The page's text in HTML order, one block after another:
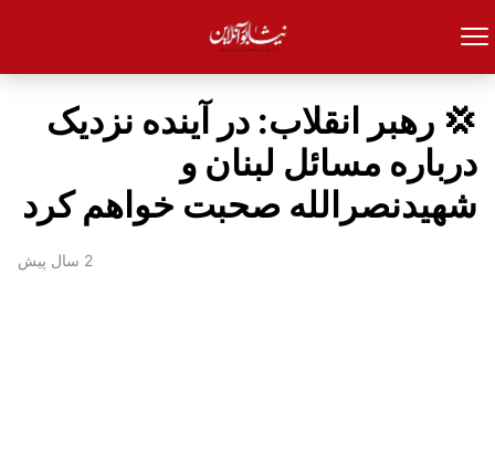
💢 رهبر انقلاب: در آینده نزدیک
درباره مسائل لبنان و
شهیدنصرالله صحبت خواهم کرد
2 سال پیش